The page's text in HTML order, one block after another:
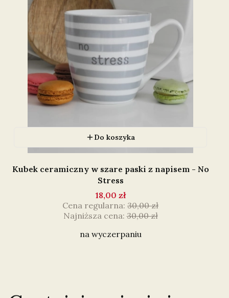
Do koszyka
Kubek ceramiczny w szare paski z napisem - No
Stress
18,00 zł
Cena regularna: 30,00 zł
Najniższa cena: 30,00 zł
na wyczerpaniu